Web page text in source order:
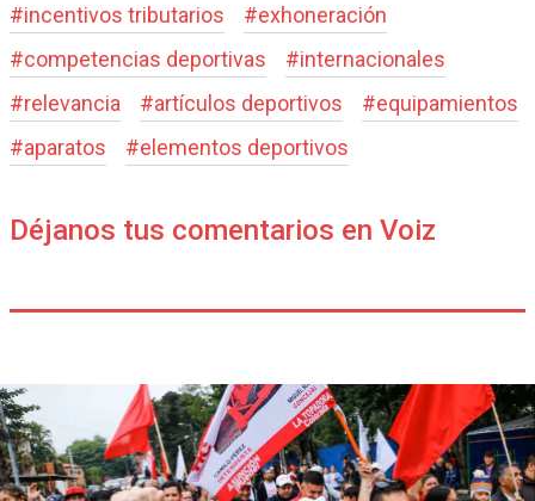
#incentivos tributarios #exhoneración
#competencias deportivas #internacionales
#relevancia #artículos deportivos #equipamientos
#aparatos #elementos deportivos
Déjanos tus comentarios en Voiz